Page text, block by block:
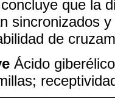
que la
sincronizados
de
Ácido